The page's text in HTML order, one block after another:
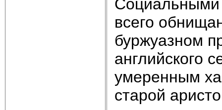
Социальными
всего
буржуазном
английского
умеренным
старой